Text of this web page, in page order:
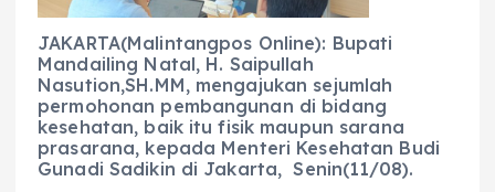
JAKARTA(Malintangpos Online): Bupati
Mandailing Natal, H. Saipullah
Nasution,SH.MM, mengajukan sejumlah
permohonan pembangunan di bidang
kesehatan, baik itu fisik maupun sarana
prasarana, kepada Menteri Kesehatan Budi
Gunadi Sadikin di Jakarta, Senin(11/08).